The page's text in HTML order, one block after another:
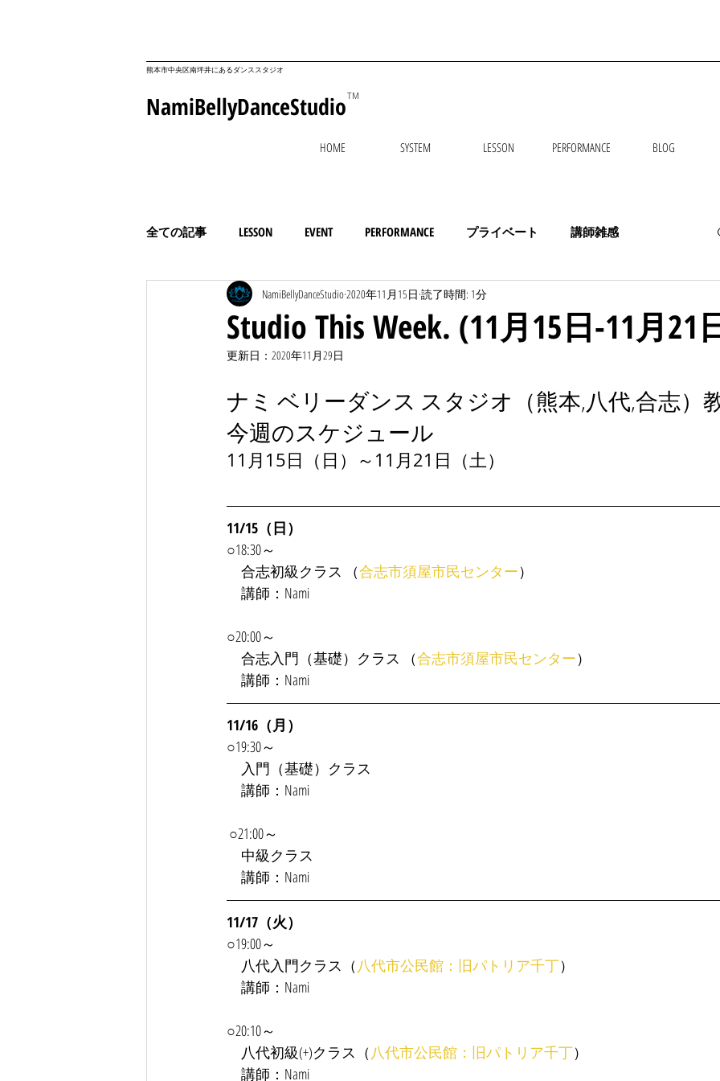
​熊本市中央区南坪井にあるダンススタジオ
NamiBellyDanceStudioTM
HOME SYSTEM LESSON PERFORMANCE BLOG
全ての記事 LESSON EVENT PERFORMANCE プライベート 講師雑感
コミュニティ ESSAY
Studio This Week. (11月15日-11月21
NamiBellyDanceStudio2020年11月15日 読了時間: 1分
更新日： 2020年11月29日
ナミ ベリーダンス スタジオ（熊本,八代,合志）
今週のスケジュール
11月15日（日）～11月21日（土）
11/15（日）
○18:30～
合志初級クラス （合志市須屋市民センター）
講師：Nami
○20:00～
合志入門（基礎）クラス （合志市須屋市民センター）
講師：Nami
11/16（月）
○19:30～
入門（基礎）クラス
講師：Nami
○21:00～
中級クラス
講師：Nami
11/17（火）
○19:00～
八代入門クラス（ 八代市公民館：旧パトリア千丁）
講師：Nami
○20:10～
八代初級(+)クラス（ 八代市公民館：旧パトリア千丁）
講師：Nami